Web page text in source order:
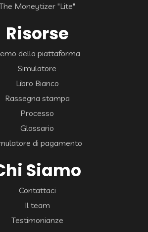
Moneytizer "Lite"
Risorse
della piattaforma
Simulatore
Libro Bianco
Rassegna stampa
Processo
Glossario
di pagamento
Siamo
Contattaci
Il team
Testimonianze